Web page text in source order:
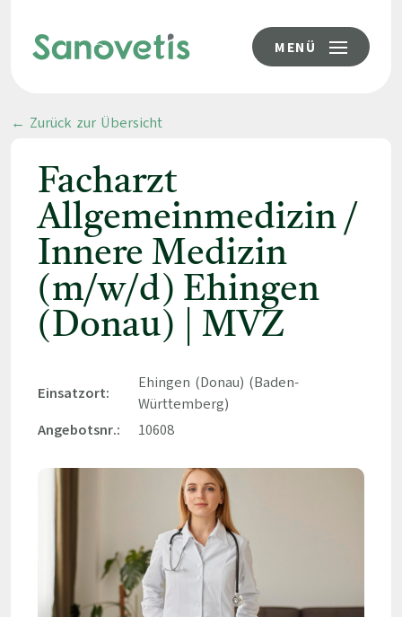
MENÜ
← Zurück zur Übersicht
Facharzt
Allgemeinmedizin /
Innere Medizin
(m/w/d) Ehingen
(Donau) | MVZ
Einsatzort:
Ehingen (Donau) (Baden-
Württemberg)
Angebotsnr.:
10608